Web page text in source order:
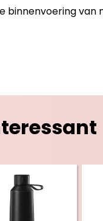
binnenvoering van